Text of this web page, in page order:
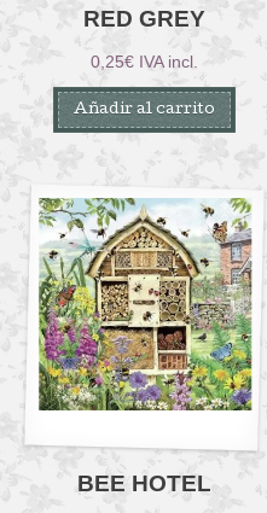
RED GREY
0,25€ IVA incl.
Añadir al carrito
BEE HOTEL